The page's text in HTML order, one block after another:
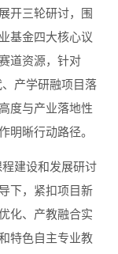
开三轮研讨，围
基金四大核心议
道资源，针对
产学研融项目落
度与产业落地性
明晰行动路径。
建设和发展研讨
下，紧扣项目新
化、产教融合实
特色自主专业教